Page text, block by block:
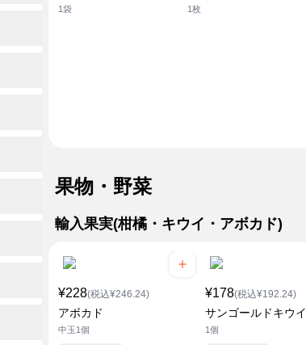
1袋 1枚
果物・野菜
輸入果実(柑橘・キウイ・アボカド)
¥228(税込¥246.24)
アボカド
中玉1個
¥178(税込¥192.24)
サンゴールドキウイ
1個